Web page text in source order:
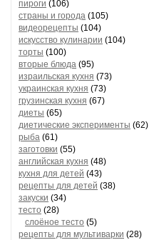
пироги (106)
страны и города (105)
видеорецепты (104)
искусство кулинарии (104)
торты (100)
вторые блюда (95)
израильская кухня (73)
украинская кухня (73)
грузинская кухня (67)
диеты (65)
диетические эксперименты (62)
рыба (61)
заготовки (55)
английская кухня (48)
кухня для детей (43)
рецепты для детей (38)
закуски (34)
тесто (28)
слоёное тесто (5)
рецепты для мультиварки (28)